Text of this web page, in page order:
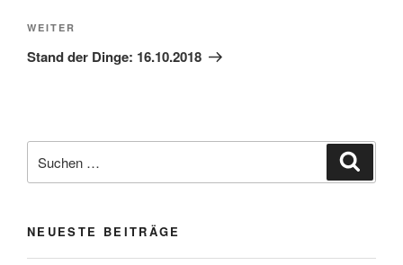
Nächster
Beitrag
WEITER
Stand der Dinge: 16.10.2018
nach:
NEUESTE BEITRÄGE